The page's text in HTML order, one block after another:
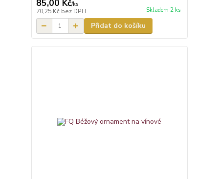
85,00 Kč/ks
70,25 Kč bez DPH Skladem 2 ks
Přidat do košíku